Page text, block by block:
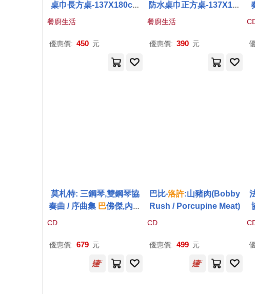
桌巾長方桌-137X180cm
餐廚生活
優惠價: 450 元
防水桌巾正方桌-137X140
餐廚生活
優惠價: 390 元
莫札特: 三鋼琴,雙鋼琴協
奏曲 / 序曲集 巴佛傑,內梅
茨,麥克拉蘭 鋼琴 塔卡
絃樂團(Bavouzet / Mozar
12)
CD
優惠價: 679 元
巴比‧洛許:山豬肉(Bobby
Rush / Porcupine Meat)
CD
優惠價: 499 元